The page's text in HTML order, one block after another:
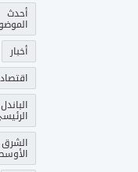
أحدث
أخبار
اقتصاد
الباندل
الشرق